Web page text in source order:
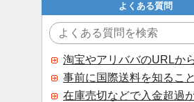
よくある質問